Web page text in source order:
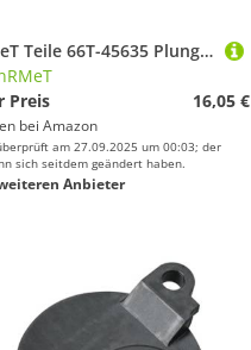
AnRMeT Teile 66T-45635 Plunger Shift Propeller Welle for YA Außenbordmotor Teile F25 F30HP T40HP 66T-45635-00 T40-04050006
Preis
16,05 €
bei Amazon
am 27.09.2025 um 00:03; der
sich seitdem geändert haben.
Anbieter